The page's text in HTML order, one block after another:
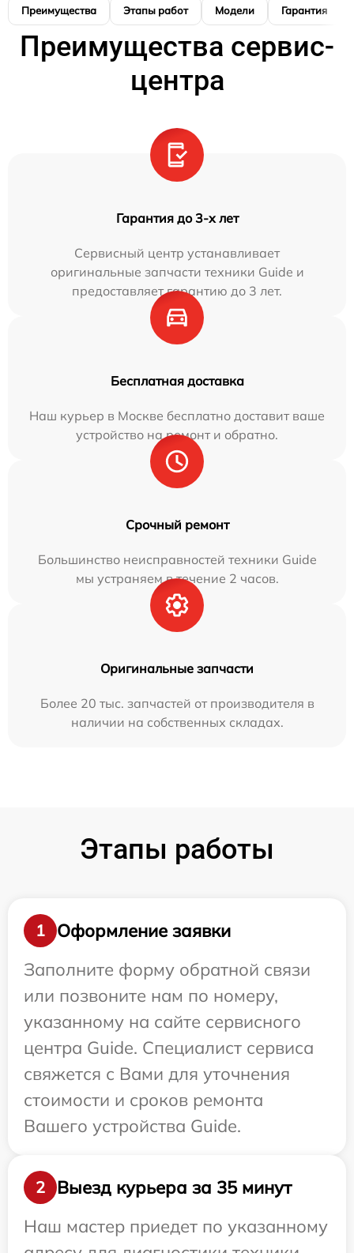
Преимущества Этапы работ Модели Гарантия
Преимущества сервис-
центра
Гарантия до 3-х лет
Сервисный центр устанавливает
оригинальные запчасти техники Guide и
предоставляет гарантию до 3 лет.
Бесплатная доставка
Наш курьер в Москве бесплатно доставит ваше
устройство на ремонт и обратно.
Срочный ремонт
Большинство неисправностей техники Guide
мы устраняем в течение 2 часов.
Оригинальные запчасти
Более 20 тыс. запчастей от производителя в
наличии на собственных складах.
Этапы работы
1
Оформление заявки
Заполните форму обратной связи
или позвоните нам по номеру,
указанному на сайте сервисного
центра Guide. Специалист сервиса
свяжется с Вами для уточнения
стоимости и сроков ремонта
Вашего устройства Guide.
2
Выезд курьера за 35 минут
Наш мастер приедет по указанному